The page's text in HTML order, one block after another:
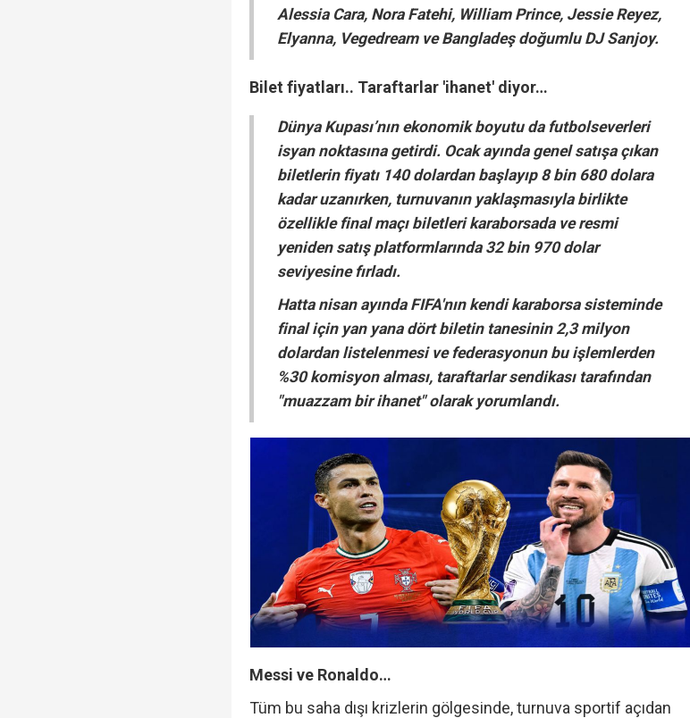
Alessia Cara, Nora Fatehi, William Prince, Jessie Reyez,
Elyanna, Vegedream ve Bangladeş doğumlu DJ Sanjoy.
Bilet fiyatları.. Taraftarlar 'ihanet' diyor…
Dünya Kupası’nın ekonomik boyutu da futbolseverleri
isyan noktasına getirdi. Ocak ayında genel satışa çıkan
biletlerin fiyatı 140 dolardan başlayıp 8 bin 680 dolara
kadar uzanırken, turnuvanın yaklaşmasıyla birlikte
özellikle final maçı biletleri karaborsada ve resmi
yeniden satış platformlarında 32 bin 970 dolar
seviyesine fırladı.
Hatta nisan ayında FIFA'nın kendi karaborsa sisteminde
final için yan yana dört biletin tanesinin 2,3 milyon
dolardan listelenmesi ve federasyonun bu işlemlerden
%30 komisyon alması, taraftarlar sendikası tarafından
"muazzam bir ihanet" olarak yorumlandı.
Messi ve Ronaldo…
Tüm bu saha dışı krizlerin gölgesinde, turnuva sportif açıdan